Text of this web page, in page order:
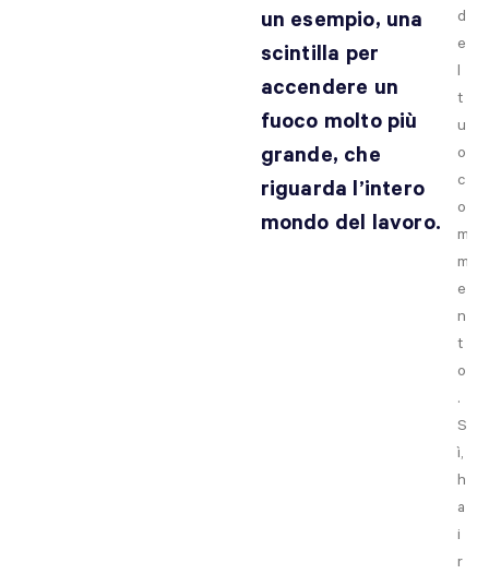
un esempio, una
scintilla per
accendere un
fuoco molto più
grande, che
riguarda l’intero
mondo del lavoro.
d
e
t
u
o
c
o
m
m
e
n
t
o
.
S
ì,
h
a
i
r